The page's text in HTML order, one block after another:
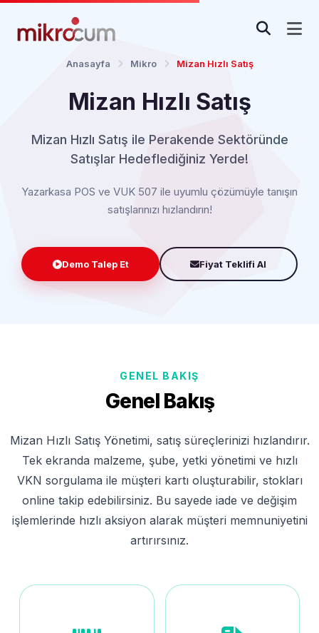
Anasayfa Mikro Mizan Hızlı Satış
Mizan Hızlı Satış
Mizan Hızlı Satış ile Perakende Sektöründe
Satışlar Hedeflediğiniz Yerde!
Yazarkasa POS ve VUK 507 ile uyumlu çözümüyle tanışın
satışlarınızı hızlandırın!
Demo Talep Et Fiyat Teklifi Al
GENEL BAKIŞ
Genel Bakış
Mizan Hızlı Satış Yönetimi, satış süreçlerinizi hızlandırır.
Tek ekranda malzeme, şube, yetki yönetimi ve hızlı
VKN sorgulama ile müşteri kartı oluşturabilir, stokları
online takip edebilirsiniz. Bu sayede iade ve değişim
işlemlerinde hızlı aksiyon alarak müşteri memnuniyetini
artırırsınız.